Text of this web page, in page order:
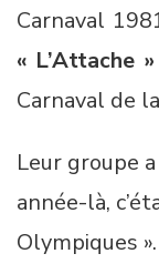
Carnaval
« L’Attache »
Carnaval de
Leur groupe
année-là,
Olympiques ».